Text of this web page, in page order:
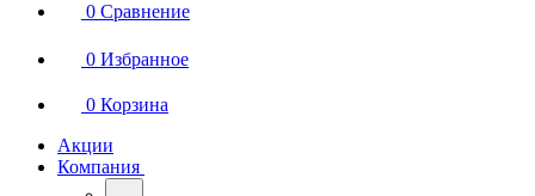
0 Сравнение
0 Избранное
0 Корзина
Акции
Компания